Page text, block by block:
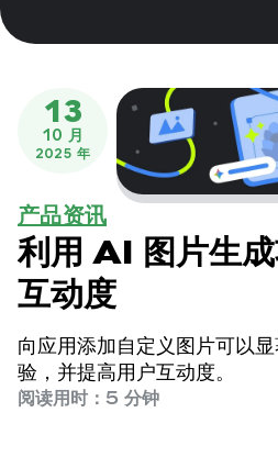
13
10 月
2025 年
产品资讯
利用 AI 图片生
互动度
向应用添加自定义图片可以
验，并提高用户互动度。
阅读用时：5 分钟